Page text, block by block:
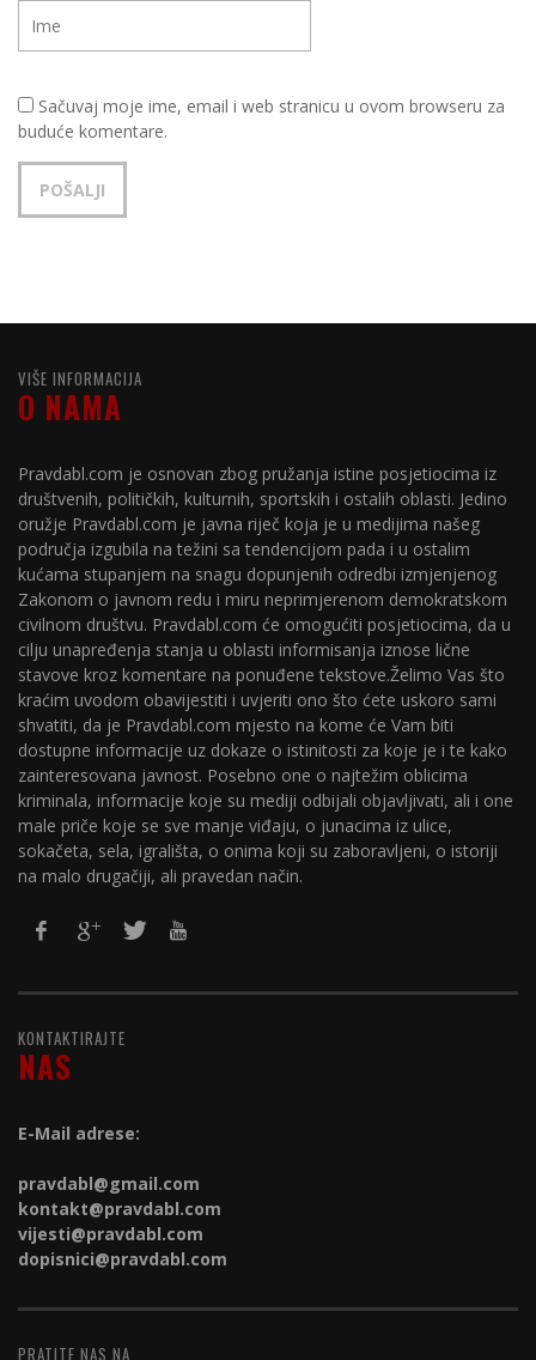
Sačuvaj moje ime, email i web stranicu u ovom browseru za
buduće komentare.
VIŠE INFORMACIJA
O NAMA
Pravdabl.com je osnovan zbog pružanja istine posjetiocima iz
društvenih, političkih, kulturnih, sportskih i ostalih oblasti. Jedino
oružje Pravdabl.com je javna riječ koja je u medijima našeg
područja izgubila na težini sa tendencijom pada i u ostalim
kućama stupanjem na snagu dopunjenih odredbi izmjenjenog
Zakonom o javnom redu i miru neprimjerenom demokratskom
civilnom društvu. Pravdabl.com će omogućiti posjetiocima, da u
cilju unapređenja stanja u oblasti informisanja iznose lične
stavove kroz komentare na ponuđene tekstove.Želimo Vas što
kraćim uvodom obavijestiti i uvjeriti ono što ćete uskoro sami
shvatiti, da je Pravdabl.com mjesto na kome će Vam biti
dostupne informacije uz dokaze o istinitosti za koje je i te kako
zainteresovana javnost. Posebno one o najtežim oblicima
kriminala, informacije koje su mediji odbijali objavljivati, ali i one
male priče koje se sve manje viđaju, o junacima iz ulice,
sokačeta, sela, igrališta, o onima koji su zaboravljeni, o istoriji
na malo drugačiji, ali pravedan način.
KONTAKTIRAJTE
NAS
E-Mail adrese:
pravdabl@gmail.com
kontakt@pravdabl.com
vijesti@pravdabl.com
dopisnici@pravdabl.com
PRATITE NAS NA